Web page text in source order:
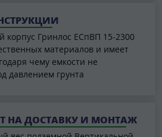
корпус Гринлос ЕСпВП 15-2300
материалов и имеет
чему емкости не
давлением грунта
НА ДОСТАВКУ И МОНТАЖ